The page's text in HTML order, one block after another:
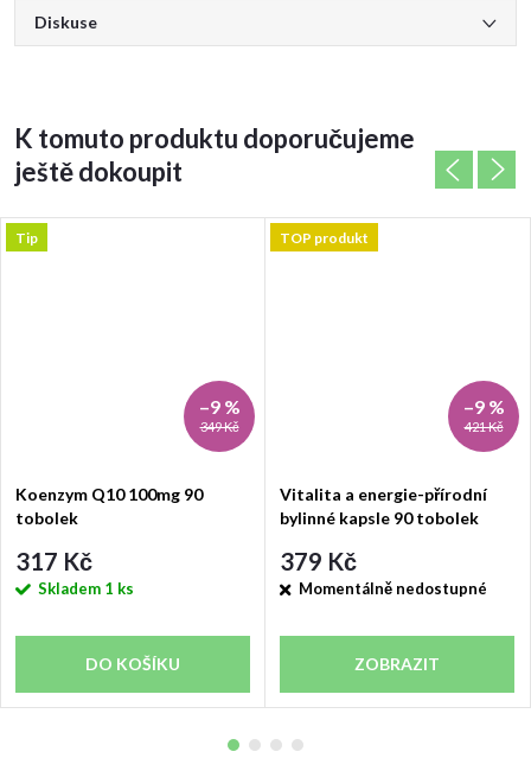
Diskuse
K tomuto produktu doporučujeme
ještě dokoupit
Tip
349 Kč
–9 %
Koenzym Q10 100mg 90
tobolek
317 Kč
Skladem 1 ks
DO KOŠÍKU
TOP produkt
421 Kč
–9 %
Vitalita a energie-přírodní
bylinné kapsle 90 tobolek
379 Kč
Momentálně nedostupné
ZOBRAZIT